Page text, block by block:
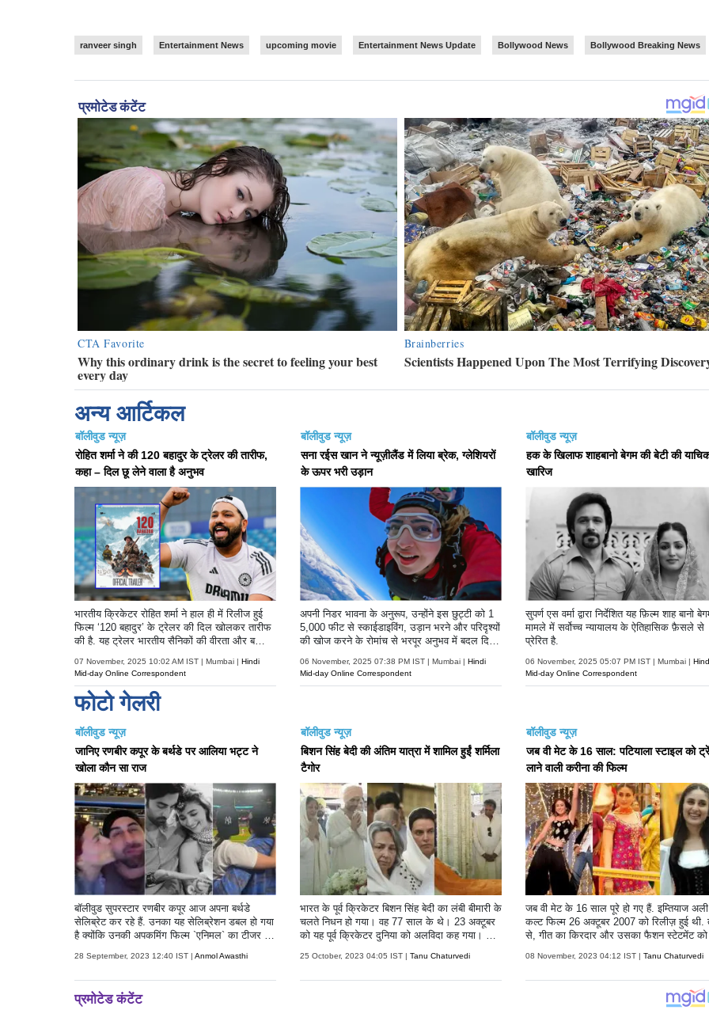
ranveer singh Entertainment News upcoming movie Entertainment News Update Bollywood News Bollywood Breaking News
अन्य आर्टिकल
बॉलीवुड न्यूज़
रोहित शर्मा ने की 120 बहादुर के ट्रेलर की तारीफ,
कहा – दिल छू लेने वाला है अनुभव
भारतीय क्रिकेटर रोहित शर्मा ने हाल ही में रिलीज हुई
फिल्म ‘120 बहादुर’ के ट्रेलर की दिल खोलकर तारीफ
की है. यह ट्रेलर भारतीय सैनिकों की वीरता और ब
शर्मा का भी दिल जीत लिया.
07 November, 2025 10:02 AM IST | Mumbai | Hindi
Mid-day Online Correspondent
बॉलीवुड न्यूज़
सना रईस खान ने न्यूज़ीलैंड में लिया ब्रेक, ग्लेशियरों
के ऊपर भरी उड़ान
अपनी निडर भावना के अनुरूप, उन्होंने इस छुट्टी को 1
5,000 फीट से स्काईडाइविंग, उड़ान भरने और परिदृश्यों
की खोज करने के रोमांच से भरपूर अनुभव में बदल दिया
06 November, 2025 07:38 PM IST | Mumbai | Hindi
Mid-day Online Correspondent
बॉलीवुड न्यूज़
हक के खिलाफ शाहबानो बेगम की बेटी की
खारिज
सुपर्ण एस वर्मा द्वारा निर्देशित यह फ़िल्म शाह बानो
मामले में सर्वोच्च न्यायालय के ऐतिहासिक फ़ैसले से
प्रेरित है.
06 November, 2025 05:07 PM IST | Mumbai |
Mid-day Online Correspondent
फोटो गेलरी
बॉलीवुड न्यूज़
जानिए रणबीर कपूर के बर्थडे पर आलिया भट्ट ने
खोला कौन सा राज
बॉलीवुड सुपरस्टार रणबीर कपूर आज अपना बर्थडे
सेलिब्रेट कर रहे हैं. उनका यह सेलिब्रेशन डबल हो गया
है क्योंकि उनकी अपकमिंग फिल्म `एनिमल` का टीजर भी
मिल रहा है. उनके बर्थडे को स्पेशल बनाने के लिए उनकी
पोस्ट सोशल मीडिया पर शेयर किया है. आलिया ने अपने
इंस्ट हैंडल पर अपनी हबी को विश करते हुए कुछ अनदेखी
28 September, 2023 12:40 IST | Anmol Awasthi
बॉलीवुड न्यूज़
बिशन सिंह बेदी की अंतिम यात्रा में शामिल हुईं शर्मिला
टैगोर
भारत के पूर्व क्रिकेटर बिशन सिंह बेदी का लंबी बीमारी के
चलते निधन हो गया। वह 77 साल के थे। 23 अक्टूबर
को यह पूर्व क्रिकेटर दुनिया को अलविदा कह गया। आप
राष्ट्रीय मैच खेले थे। इस दौरान उन्होंने 273 विकेट झट
25 October, 2023 04:05 IST | Tanu Chaturvedi
बॉलीवुड न्यूज़
जब वी मेट के 16 साल: पटियाला स्टाइल को
लाने वाली करीना की फिल्म
जब वी मेट के 16 साल पूरे हो गए हैं. इम्तियाज
कल्ट फिल्म 26 अक्टूबर 2007 को रिलीज़ हुई थी.
से, गीत का किरदार और उसका फैशन स्टेटमेंट
लिंग का तरीका फैंस को काफी पसंद आता है. `जब
स गैलरी में, हम गीत के उन सभी लुक्स को देखेंगे
केवल फिल्म में परिभाषित करने के लिए शानदार
08 November, 2023 04:12 IST | Tanu Chaturvedi